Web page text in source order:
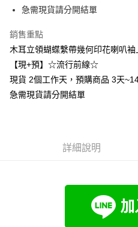
悠遊付
Google Pay
全支付
大哥付你分期
2.付款方式選擇「大哥付你分期」，
4.訂單成立30分鐘內，如未前往確認
消。如遇「轉專審核」未通過狀況，
１．簡單：不需註冊會員、不需綁卡、
２．便利：只要手機號碼，簡訊認證
３．安心：先確認商品／服務後，再
「Hami Point」為中華電信所提供之
會員帳號後，即可在購物車使用
急需現貨請分開結單
銷售重點
木耳立領蝴蝶繫帶幾何印花喇叭
【現+預】☆流行前線☆
現貨 2個工作天，預購商品 3天
急需現貨請分開結單
詳細說明